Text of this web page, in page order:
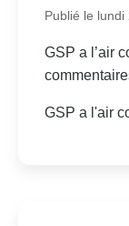
Publié le
GSP a l’air
GSP a l'air